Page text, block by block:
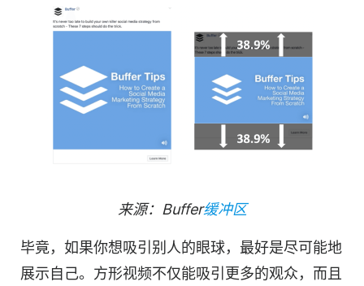
来源：Buffer缓冲区
毕竟，如果你想吸引别人的眼球，最好是尽可能地
展示自己。方形视频不仅能吸引更多的观众，而且